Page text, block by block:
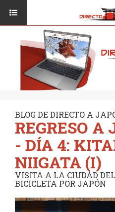
ISI
BLOG DE DIRECTO A
REGRESO A
- DÍA 4:
NIIGATA (I)
VISITA A LA CIUDAD
BICICLETA POR JAPÓN
VIAJAR A JAPÓN
VUELOS
TRANSPORTE
DESTINOS
RUTAS / MAPAS
CULTURA
RESTAURANTES